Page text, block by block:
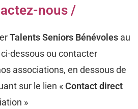
nous /
Talents Seniors Bénévoles au
dessous ou contacter
associations, en dessous de
sur le lien «Contact direct
»